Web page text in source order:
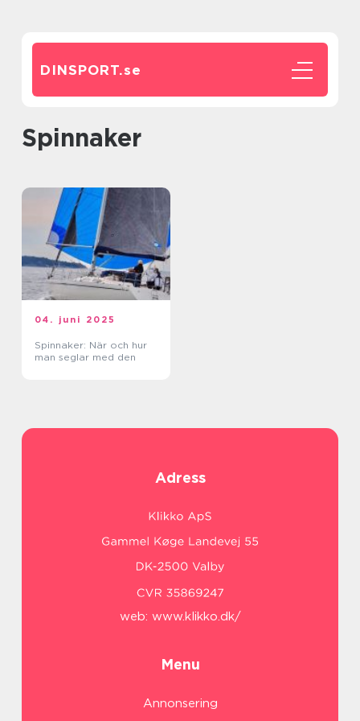
DINSPORT.se
spinnaker
04. juni 2025
Spinnaker: När och hur
man seglar med den
Adress
web: www.klikko.dk/
Menu
Annonsering